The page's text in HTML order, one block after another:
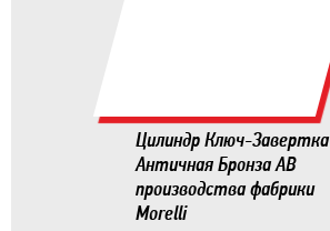
Цилиндр Ключ-Завертка
Античная Бронза AB
производства фабрики
Morelli